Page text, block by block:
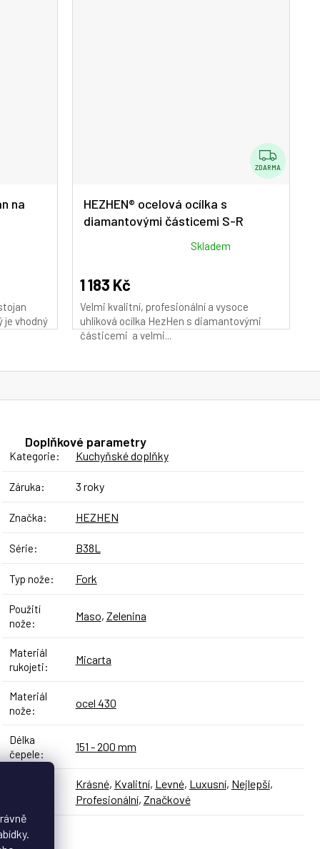
na
je vhodný
Z
D
ZDARMA
HEZHEN® ocelová ocílka s
diamantovými částicemi S-R
produktu
je
5,0
z
5
Skladem
1 183 Kč
Velmi kvalitní, profesionální a vysoce
uhlíková ocílka HezHen s diamantovými
částicemi a velmi...
Doplňkové parametry
Kategorie: Kuchyňské doplňky
Záruka: 3 roky
Značka: HEZHEN
Série: B38L
Typ nože: Fork
Použití
nože:
Maso, Zelenina
Materiál
rukojeti:
Micarta
Materiál
nože:
ocel 430
Délka
čepele:
151 - 200 mm
Krásné, Kvalitní, Levné, Luxusní, Nejlepší,
Profesionální, Značkové